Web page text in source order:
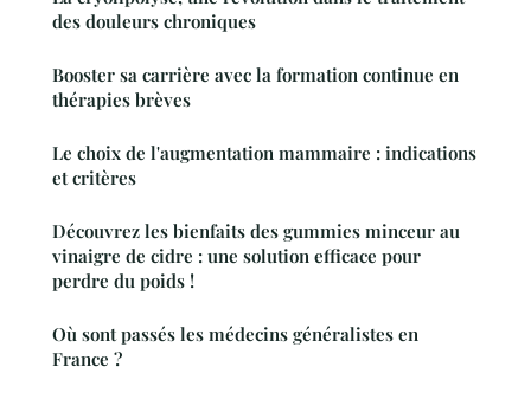
des douleurs chroniques
Booster sa carrière avec la formation continue en
thérapies brèves
Le choix de l'augmentation mammaire : indications
et critères
Découvrez les bienfaits des gummies minceur au
vinaigre de cidre : une solution efficace pour
perdre du poids !
Où sont passés les médecins généralistes en
France ?